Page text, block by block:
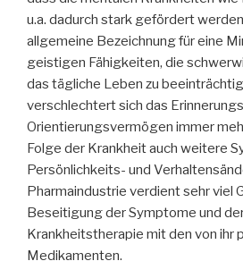
u.a. dadurch stark gefördert
allgemeine Bezeichnung für eine
geistigen Fähigkeiten, die
das tägliche Leben zu
verschlechtert sich das
Orientierungsvermögen immer
Folge der Krankheit auch weitere
Persönlichkeits- und
Pharmaindustrie verdient sehr viel
Beseitigung der Symptome und
Krankheitstherapie mit den von ihr
Medikamenten.